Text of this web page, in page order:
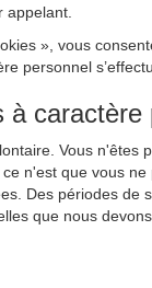
appelant.
», vous
personnel
Vous
n'est que vous
Des périodes
que nous